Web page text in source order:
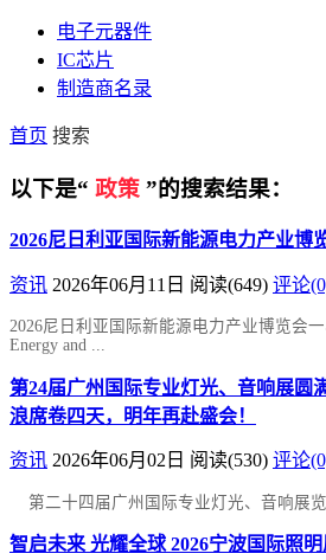
电子元器件
IC芯片
制造商名录
首页 搜索
以下是“ 政策 ”的搜索结果：
2026尼日利亚国际新能源电力产业博
资讯 2026年06月11日 阅读(649) 评论
2026尼日利亚国际新能源电力产业博览会
Energy and ...
第24届广州国际专业灯光、音响展圆
浪席卷四天，明年再赴盛会！
资讯 2026年06月02日 阅读(530) 评论
第二十四届广州国际专业灯光、音响展览
智启未来 光耀全球 2026宁波国际照